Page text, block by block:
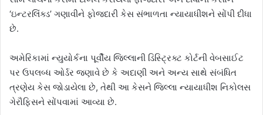
‘ઇન્ટરલિંક્ડ’ ગણાવીને ફોજદારી કેસ સંભાળતા ન્યાયાધીશને સોંપી દીધા
છે.
અમેરિકામાં ન્યુયોર્કના પૂર્વીય જિલ્લાની ડિસ્ટ્રિક્ટ કોર્ટની વેબસાઈટ
પર ઉપલબ્ધ ઓર્ડર જણાવે છે કે અદાણી અને અન્ય સાથે સંબંધિત
ત્રણેય કેસ જોડાયેલા છે, તેથી આ કેસને જિલ્લા ન્યાયાધીશ નિકોલસ
ગેરૌફિસને સોંપવામાં આવ્યા છે.